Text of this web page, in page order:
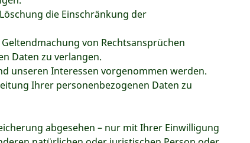
die Einschränkung der
von Rechtsansprüchen
Daten zu verlangen.
unseren Interessen vorgenommen werden.
Ihrer personenbezogenen Daten zu
abgesehen – nur mit Ihrer Einwilligung